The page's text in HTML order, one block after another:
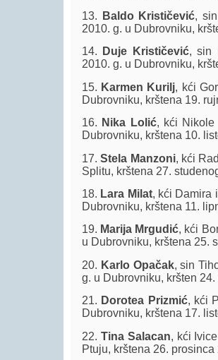
13.
Baldo Krističević,
2010. g. u Dubrovniku,
14.
Duje Krističević, sin
2010. g. u Dubrovniku,
15. Karmen Kurilj, kći
Dubrovniku, krštena 19.
16. Nika Lolić, kći Nikole
Dubrovniku, krštena 10.
17.Stela Manzoni, kći
Splitu, krštena 27.
18. Lara Milat, kći Damira
Dubrovniku, krštena 11.
19. Marija Mrgudić, kći
u Dubrovniku, krštena 25.
20. Karlo Opačak, sin
g. u Dubrovniku, kršten
21. Dorotea Prizmić, kći
Dubrovniku, krštena 17.
22. Tina Salacan, kći
Ptuju, krštena 26.